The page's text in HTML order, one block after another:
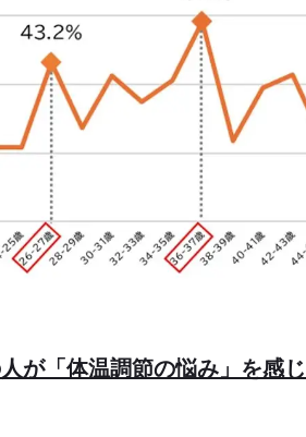
が「体温調節の悩み」を感